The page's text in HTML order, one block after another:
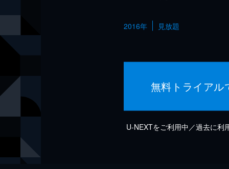
2016年 見放題
無料トライアル
U-NEXTをご利用中／過去に利